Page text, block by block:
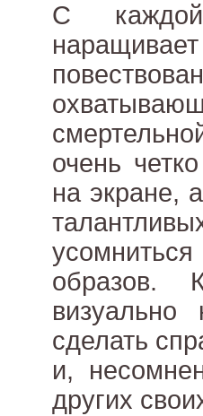
С
очень
на экране,
образов.
сделать
и,
других